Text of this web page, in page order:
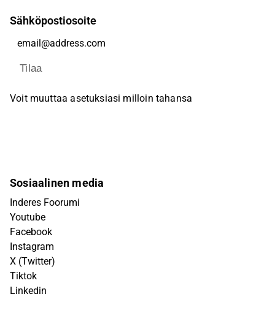
Sähköpostiosoite
Tilaa
Voit muuttaa asetuksiasi milloin tahansa
Sosiaalinen media
Inderes Foorumi
Youtube
Facebook
Instagram
X (Twitter)
Tiktok
Linkedin